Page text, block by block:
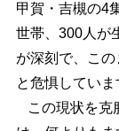
甲賀・吉槻の4
世帯、300人が
が深刻で、この
と危惧していま
この現状を克